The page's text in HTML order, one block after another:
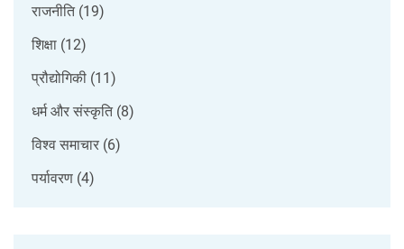
राजनीति (19)
शिक्षा (12)
प्रौद्योगिकी (11)
धर्म और संस्कृति (8)
विश्व समाचार (6)
पर्यावरण (4)